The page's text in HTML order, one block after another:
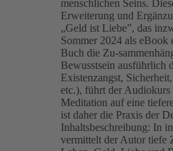
menschlichen Seins.
Erweiterung und
„Geld ist Liebe”, das
Sommer 2024 als eBook
Buch die Zu-
Bewusstsein ausführlich
Existenzangst,
etc.), führt der
Meditation auf eine
ist daher die Praxis der
Inhaltsbeschreibung: In
vermittelt der Autor tiefe